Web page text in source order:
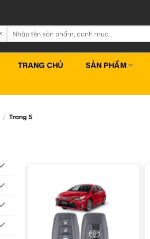
Tìm
kiếm:
TRANG CHỦ SẢN PHẨM
/ Trang 5